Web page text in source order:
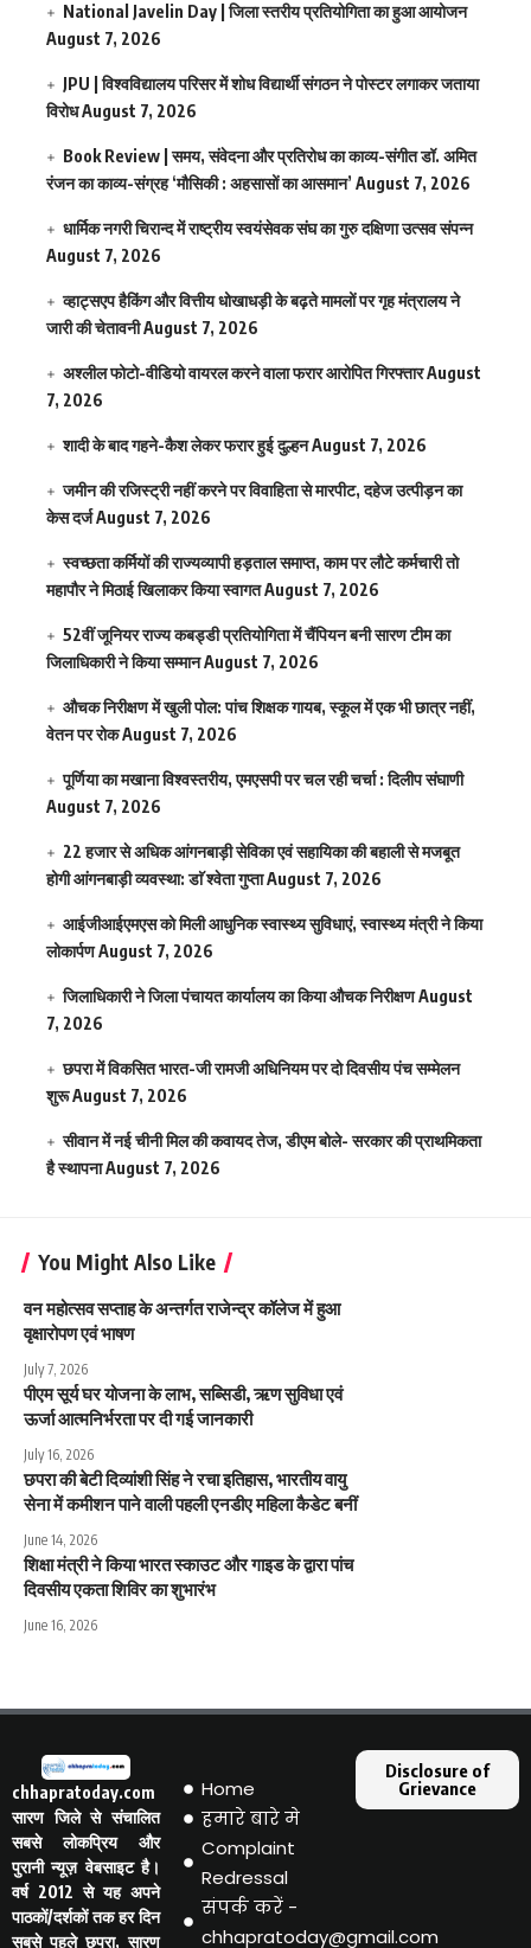
National Javelin Day | जिला स्तरीय प्रतियोगिता का हुआ आयोजन
August 7, 2026
JPU | विश्वविद्यालय परिसर में शोध विद्यार्थी संगठन ने पोस्टर लगाकर जताया
विरोधAugust 7, 2026
Book Review | समय, संवेदना और प्रतिरोध का काव्य-संगीत डॉ. अमित
रंजन का काव्य-संग्रह ‘मौसिकी : अहसासों का आसमान’ August 7, 2026
धार्मिक नगरी चिरान्द में राष्ट्रीय स्वयंसेवक संघ का गुरु दक्षिणा उत्सव संपन्न
August 7, 2026
व्हाट्सएप हैकिंग और वित्तीय धोखाधड़ी के बढ़ते मामलों पर गृह मंत्रालय ने
जारी की चेतावनीAugust 7, 2026
अश्लील फोटो-वीडियो वायरल करने वाला फरार आरोपित गिरफ्तारAugust
7, 2026
शादी के बाद गहने-कैश लेकर फरार हुई दुल्हनAugust 7, 2026
जमीन की रजिस्ट्री नहीं करने पर विवाहिता से मारपीट, दहेज उत्पीड़न का
केस दर्जAugust 7, 2026
स्वच्छता कर्मियों की राज्यव्यापी हड़ताल समाप्त, काम पर लौटे कर्मचारी तो
महापौर ने मिठाई खिलाकर किया स्वागतAugust 7, 2026
52वीं जूनियर राज्य कबड्डी प्रतियोगिता में चैंपियन बनी सारण टीम का
जिलाधिकारी ने किया सम्मानAugust 7, 2026
औचक निरीक्षण में खुली पोल: पांच शिक्षक गायब, स्कूल में एक भी छात्र नहीं,
वेतन पर रोकAugust 7, 2026
पूर्णिया का मखाना विश्वस्तरीय, एमएसपी पर चल रही चर्चा : दिलीप संघाणी
August 7, 2026
22 हजार से अधिक आंगनबाड़ी सेविका एवं सहायिका की बहाली से मजबूत
होगी आंगनबाड़ी व्यवस्था: डाॅ श्वेता गुप्ताAugust 7, 2026
आईजीआईएमएस काे मिली आधुनिक स्वास्थ्य सुविधाएं, स्वास्थ्य मंत्री ने किया
लोकार्पणAugust 7, 2026
जिलाधिकारी ने जिला पंचायत कार्यालय का किया औचक निरीक्षणAugust
7, 2026
छपरा में विकसित भारत-जी रामजी अधिनियम पर दो दिवसीय पंच सम्मेलन
शुरूAugust 7, 2026
सीवान में नई चीनी मिल की कवायद तेज, डीएम बोले- सरकार की प्राथमिकता
है स्थापनाAugust 7, 2026
You Might Also Like
वन महोत्सव सप्ताह के अन्तर्गत राजेन्द्र कॉलेज में हुआ
वृक्षारोपण एवं भाषण
July 7, 2026
पीएम सूर्य घर योजना के लाभ, सब्सिडी, ऋण सुविधा एवं
ऊर्जा आत्मनिर्भरता पर दी गई जानकारी
July 16, 2026
छपरा की बेटी दिव्यांशी सिंह ने रचा इतिहास, भारतीय वायु
सेना में कमीशन पाने वाली पहली एनडीए महिला कैडेट बनीं
June 14, 2026
शिक्षा मंत्री ने किया भारत स्काउट और गाइड के द्वारा पांच
दिवसीय एकता शिविर का शुभारंभ
June 16, 2026
chhapratoday.com
सारण जिले से संचालित
सबसे लोकप्रिय और
पुरानी न्यूज़ वेबसाइट है।
वर्ष 2012 से यह अपने
पाठकों/दर्शकों तक हर दिन
सबसे पहले छपरा, सारण
Home
हमारे बारे मे
Complaint
Redressal
संपर्क करें -
chhapratoday@gmail.com
Disclosure of
Grievance